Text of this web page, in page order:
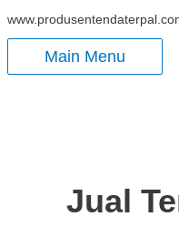
Main Menu
Jual